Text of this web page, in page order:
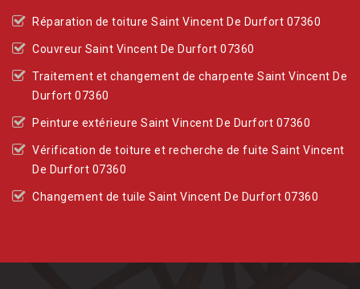
Réparation de toiture Saint Vincent De Durfort 07360
Couvreur Saint Vincent De Durfort 07360
Traitement et changement de charpente Saint Vincent De
Durfort 07360
Peinture extérieure Saint Vincent De Durfort 07360
Vérification de toiture et recherche de fuite Saint Vincent
De Durfort 07360
Changement de tuile Saint Vincent De Durfort 07360